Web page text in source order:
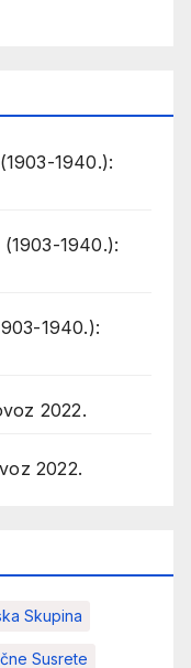
1940.):
1940.):
1940.):
2022.
2022.
Skupina
Susrete